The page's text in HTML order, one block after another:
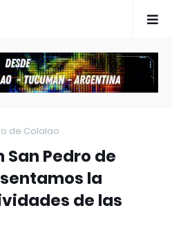
de Colalao
San Pedro de
la
de las